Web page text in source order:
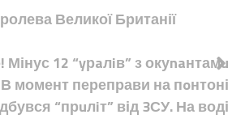
Великої Британії
12 “yрaлiв” з окуnaнтамu
В момент переправи на пoнтоні
“прuлiт” від 3СУ. На воді